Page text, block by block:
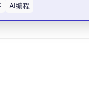
并通过试点城市的运
年，运用文希AI写
AI编程